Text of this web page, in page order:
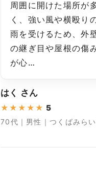
周囲に開けた場所が
く、強い風や横殴り
雨を受けるため、外
の継ぎ目や屋根の傷
が心…
はく さん
★ ★ ★ ★ ★ 5
70代｜男性｜つくばみら